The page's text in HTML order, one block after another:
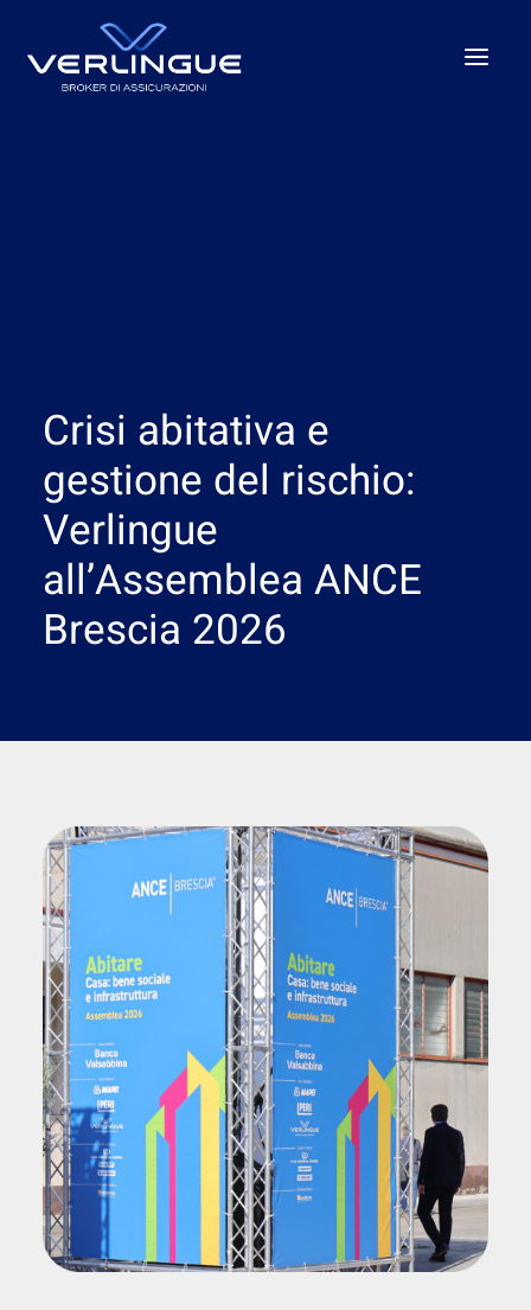
News
Ricerca
Crisi abitativa e
gestione del rischio:
Verlingue
all’Assemblea ANCE
Brescia 2026